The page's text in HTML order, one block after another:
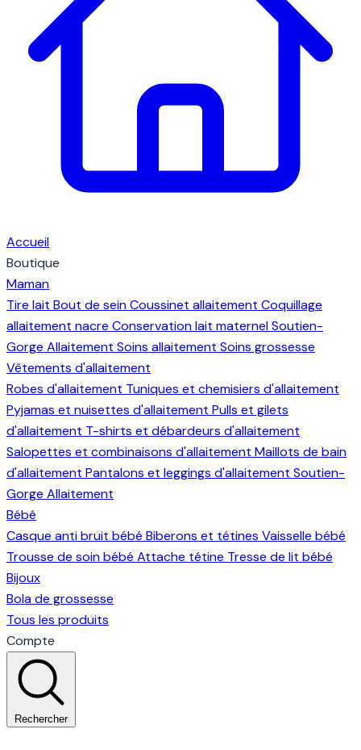
Accueil
Boutique
Maman
Tire lait Bout de seinCoussinet allaitement Coquillage
allaitement nacre Conservation lait maternelSoutien-
Gorge Allaitement Soins allaitement Soins grossesse
Vêtements d'allaitement
Robes d'allaitement Tuniques et chemisiers d'allaitement
Pyjamas et nuisettes d'allaitement Pulls et gilets
d'allaitement T-shirts et débardeurs d'allaitement
Salopettes et combinaisons d'allaitement Maillots de bain
d'allaitement Pantalons et leggings d'allaitement Soutien-
Gorge Allaitement
Bébé
Casque anti bruit bébé Biberons et tétines Vaisselle bébé
Trousse de soin bébé Attache tétine Tresse de lit bébé
Bijoux
Bola de grossesse
Tous les produits
Compte
Rechercher